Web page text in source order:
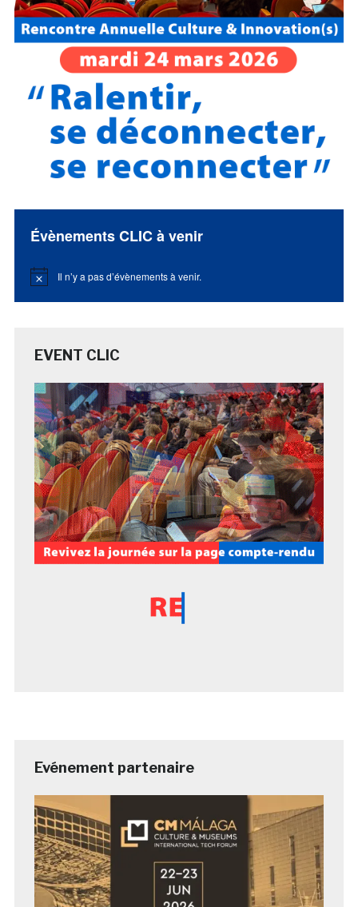
Évènements CLIC à venir
Notice Il n’y a pas d’évènements à venir.
EVENT CLIC
Evénement partenaire